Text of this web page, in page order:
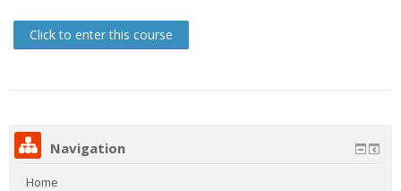
Click to enter this course
Navigation
Home